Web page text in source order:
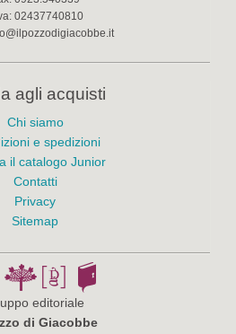
02437740810
agli acquisti
Chi siamo
e spedizioni
il catalogo Junior
Contatti
Privacy
Sitemap
editoriale
di Giacobbe